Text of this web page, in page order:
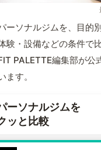
ーソナルジムを、目的
験・設備などの条件で
PALETTE編集部が公
ます。
ーソナルジムを
ッと比較